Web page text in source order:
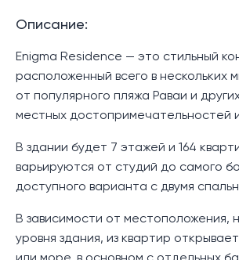
Описание:
Enigma Residence — это стильный
расположенный всего в нескольких
от популярного пляжа Раваи и
местных достопримечательностей
В здании будет 7 этажей и 164
варьируются от студий до самого
доступного варианта с двумя
В зависимости от местоположения,
уровня здания, из квартир